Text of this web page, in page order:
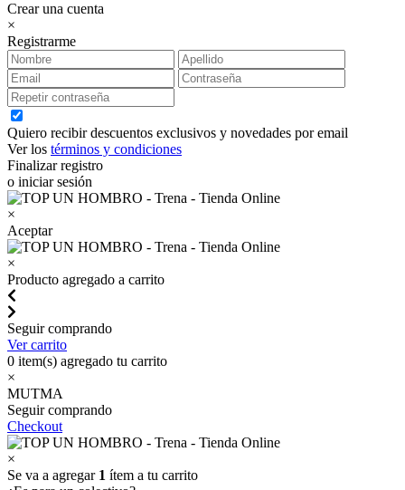
Crear una cuenta
×
Registrarme
Quiero recibir descuentos exclusivos y novedades por email
Ver los términos y condiciones
Finalizar registro
o iniciar sesión
×
Aceptar
×
Producto agregado a carrito
Seguir comprando
Ver carrito
0 item(s) agregado tu carrito
×
MUTMA
Seguir comprando
Checkout
×
Se va a agregar 1 ítem a tu carrito